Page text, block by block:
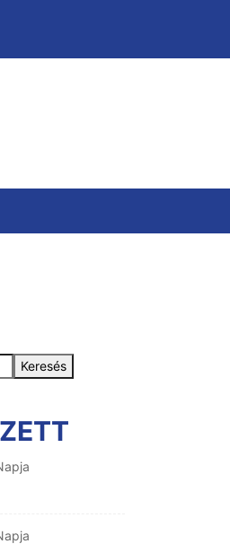
Keresés